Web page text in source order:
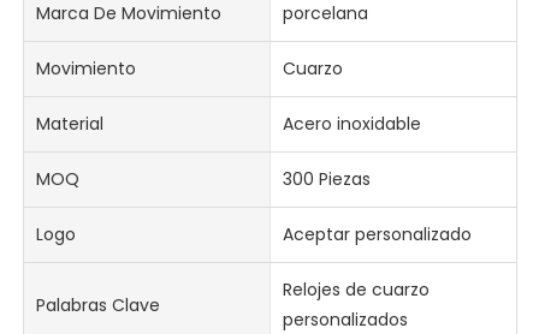
Marca De Movimiento porcelana
Movimiento Cuarzo
Material Acero inoxidable
MOQ 300 Piezas
Logo Aceptar personalizado
Palabras Clave
Relojes de cuarzo
personalizados